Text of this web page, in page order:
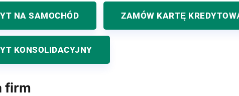
NA SAMOCHÓD ZAMÓW KARTĘ
KONSOLIDACYJNY
firm